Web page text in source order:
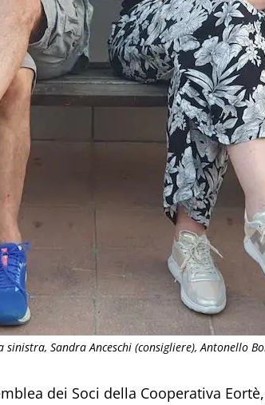
Sandra Anceschi (consigliere), Antonello
dei Soci della Cooperativa